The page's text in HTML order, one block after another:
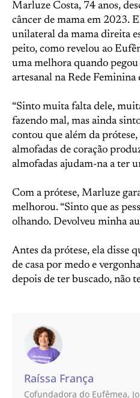
Marluze Costa, 74 anos,
câncer de mama em 2023.
unilateral da mama direita
peito, como revelou ao
uma melhora quando
artesanal na Rede Feminina
“Sinto muita falta dele,
fazendo mal, mas ainda
contou que além da
almofadas de coração
almofadas ajudam-na a ter
Com a prótese, Marluze
melhorou. “Sinto que as
olhando. Devolveu minha
Antes da prótese, ela disse
de casa por medo e
depois de ter buscado, não
Raíssa França
Cofundadora do Eufêmea,